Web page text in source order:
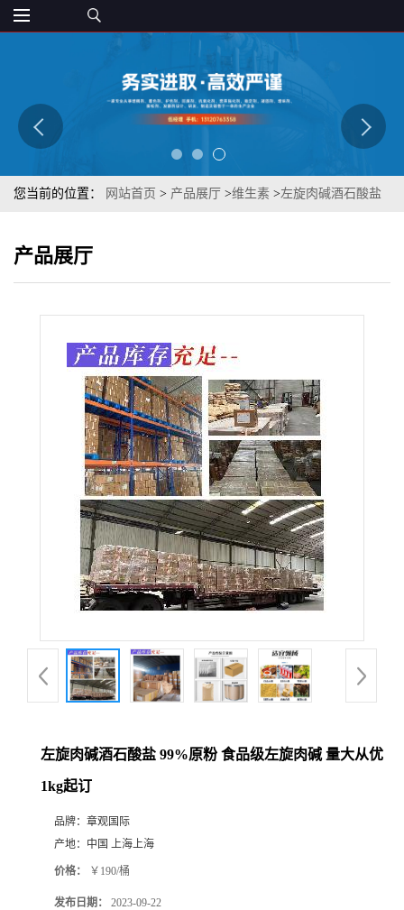
您当前的位置： 网站首页 > 产品展厅 >维生素 >左旋肉碱酒石酸盐
产品展厅
左旋肉碱酒石酸盐 99%原粉 食品级左旋肉碱 量大从优
1kg起订
品牌： 章观国际
产地： 中国 上海上海
价格： ￥190/桶
发布日期： 2023-09-22